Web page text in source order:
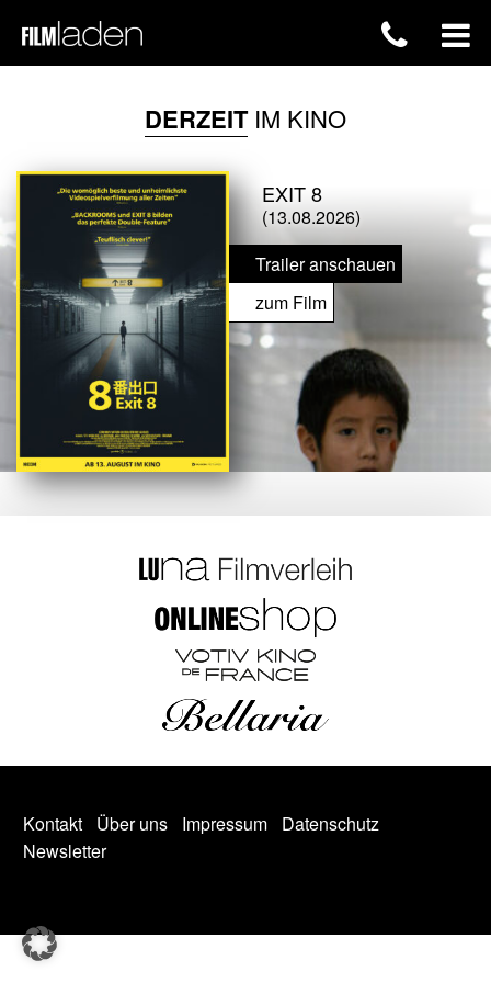
DERZEITIM KINO
EXIT 8
(13.08.2026)
Trailer anschauen
zum Film
Kontakt Über uns Impressum
Datenschutz
Newsletter